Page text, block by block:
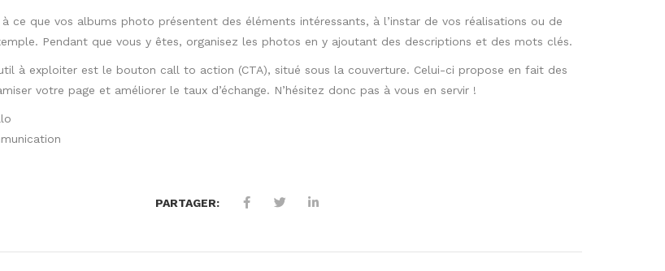
ce que vos albums photo présentent des éléments intéressants, à l’instar de vos réalisations ou de
Pendant que vous y êtes, organisez les photos en y ajoutant des descriptions et des mots clés.
à exploiter est le bouton call to action (CTA), situé sous la couverture. Celui-ci propose en fait des
votre page et améliorer le taux d’échange. N’hésitez donc pas à vous en servir !
PARTAGER: